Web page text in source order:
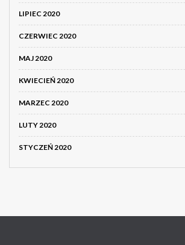
LIPIEC 2020
CZERWIEC 2020
MAJ 2020
KWIECIEŃ 2020
MARZEC 2020
LUTY 2020
STYCZEŃ 2020